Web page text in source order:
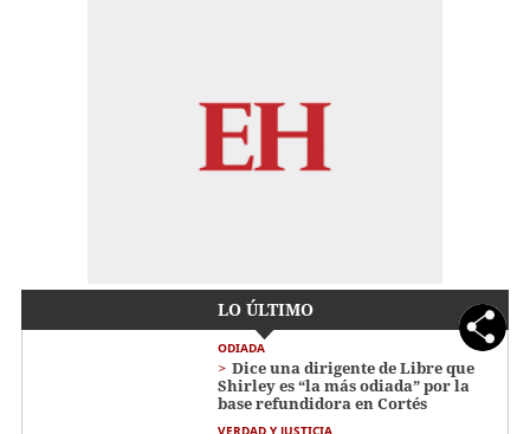
LO ÚLTIMO
ODIADA
Dice una dirigente de Libre que
Shirley es “la más odiada” por la
base refundidora en Cortés
VERDAD Y JUSTICIA